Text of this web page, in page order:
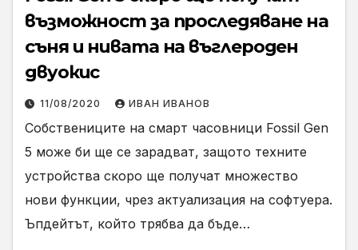
възможност за проследяване на
съня и нивата на въглероден
двуокис
11/08/2020 ИВАН ИВАНОВ
Собствениците на смарт часовници Fossil Gen
5 може би ще се зарадват, защото техните
устройства скоро ще получат множество
нови функции, чрез актуализация на софтуера.
Ъпдейтът, който трябва да бъде…